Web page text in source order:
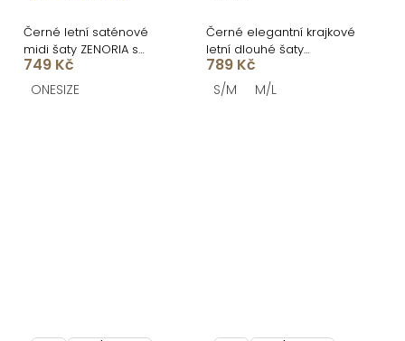
Černé letní saténové
midi šaty ZENORIA s
krajkou
749 Kč
ONESIZE
Černé elegantní krajkové
letní dlouhé šaty
MALLONE
789 Kč
S/M M/L